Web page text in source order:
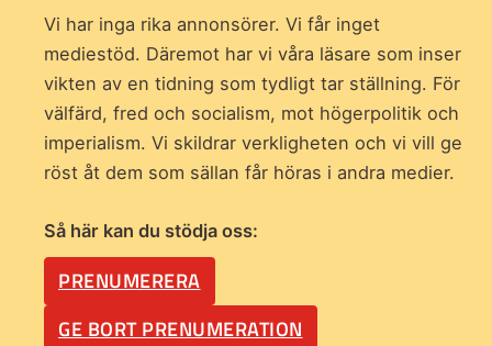
Vi har inga rika annonsörer. Vi får inget
mediestöd. Däremot har vi våra läsare som inser
vikten av en tidning som tydligt tar ställning. För
välfärd, fred och socialism, mot högerpolitik och
imperialism. Vi skildrar verkligheten och vi vill ge
röst åt dem som sällan får höras i andra medier.
Så här kan du stödja oss:
PRENUMERERA
GE BORT PRENUMERATION